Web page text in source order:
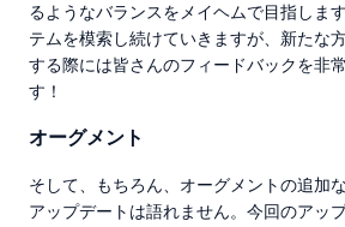
るようなバランスをメイヘムで目指しま
テムを模索し続けていきますが、新たな
する際には皆さんのフィードバックを非
す！
オーグメント
そして、もちろん、オーグメントの追加
アップデートは語れません。今回のアッ